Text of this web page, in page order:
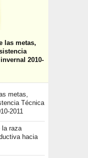
las metas,
2010-
metas,
Técnica
2011
la raza
hacia